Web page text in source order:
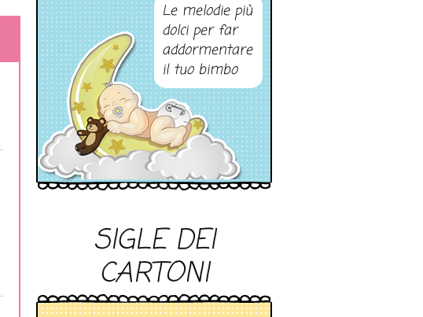
Le melodie più
dolci per far
addormentare
il tuo bimbo
SIGLE DEI
CARTONI